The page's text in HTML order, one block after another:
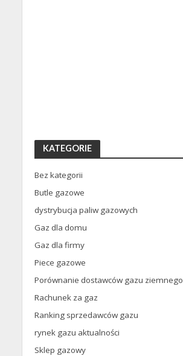
KATEGORIE
Bez kategorii
Butle gazowe
dystrybucja paliw gazowych
Gaz dla domu
Gaz dla firmy
Piece gazowe
Porównanie dostawców gazu ziemnego
Rachunek za gaz
Ranking sprzedawców gazu
rynek gazu aktualności
Sklep gazowy